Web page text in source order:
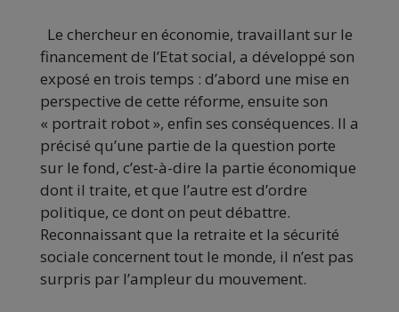
Le chercheur en économie, travaillant sur le
financement de l’Etat social, a développé son
exposé en trois temps : d’abord une mise en
perspective de cette réforme, ensuite son
« portrait robot », enfin ses conséquences. Il a
précisé qu’une partie de la question porte
sur le fond, c’est-à-dire la partie économique
dont il traite, et que l’autre est d’ordre
politique, ce dont on peut débattre.
Reconnaissant que la retraite et la sécurité
sociale concernent tout le monde, il n’est pas
surpris par l’ampleur du mouvement.